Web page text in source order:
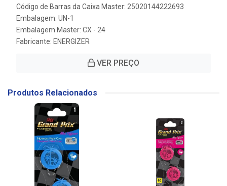
Código de Barras da Caixa Master: 25020144222693
Embalagem: UN-1
Embalagem Master: CX - 24
Fabricante: ENERGIZER
VER PREÇO
Produtos Relacionados